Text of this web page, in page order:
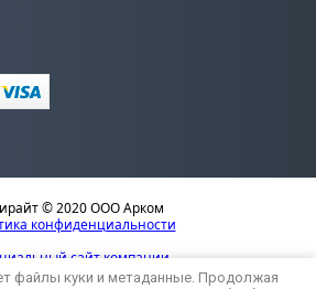
© 2020 ООО Арком
конфиденциальности
сайт компании
файлы куки и метаданные. Продолжая